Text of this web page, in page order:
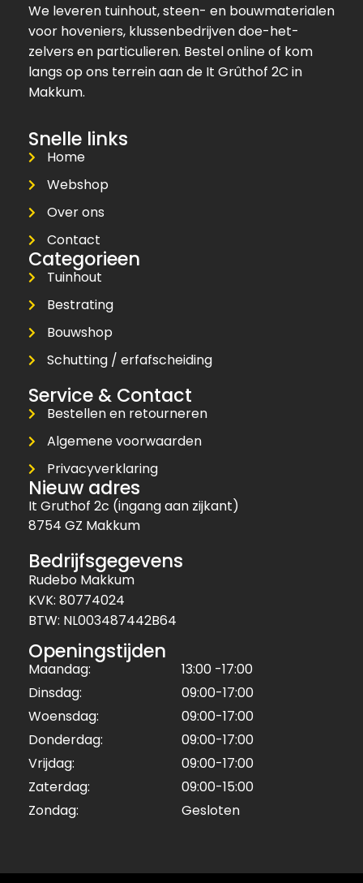
We leveren tuinhout, steen- en bouwmaterialen
voor hoveniers, klussenbedrijven doe-het-
zelvers en particulieren. Bestel online of kom
langs op ons terrein aan de It Grûthof 2C in
Makkum.
Snelle links
Home
Webshop
Over ons
Contact
Categorieen
Tuinhout
Bestrating
Bouwshop
Schutting / erfafscheiding
Service & Contact
Bestellen en retourneren
Algemene voorwaarden
Privacyverklaring
Nieuw adres
It Gruthof 2c (ingang aan zijkant)
8754 GZ Makkum
Bedrijfsgegevens
Rudebo Makkum
KVK: 80774024
BTW: NL003487442B64
Openingstijden
Maandag:
13:00 -17:00
Dinsdag:
09:00-17:00
Woensdag:
09:00-17:00
Donderdag:
09:00-17:00
Vrijdag:
09:00-17:00
Zaterdag:
09:00-15:00
Zondag:
Gesloten